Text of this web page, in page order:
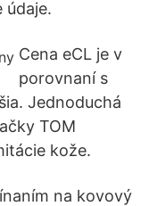
údaje.
Cena eCL je v
porovnaní s
Jednoduchá
TOM
kože.
na kovový